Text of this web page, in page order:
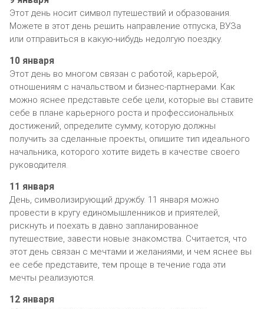
Этот день носит символ путешествий и образования.
Можете в этот день решить направление отпуска, ВУЗа
или отправиться в какую-нибудь недолгую поездку.
10 января
Этот день во многом связан с работой, карьерой,
отношениям с начальством и бизнес-партнерами. Как
можно яснее представьте себе цели, которые вы ставите
себе в плане карьерного роста и профессиональных
достижений, определите сумму, которую должны
получить за сделанные проекты, опишите тип идеального
начальника, которого хотите видеть в качестве своего
руководителя.
11 января
День, символизирующий дружбу. 11 января можно
провести в кругу единомышленников и приятелей,
рискнуть и поехать в давно запланированное
путешествие, завести новые знакомства. Считается, что
этот день связан с мечтами и желаниями, и чем яснее вы
ее себе представите, тем проще в течение года эти
мечты реализуются.
12 января